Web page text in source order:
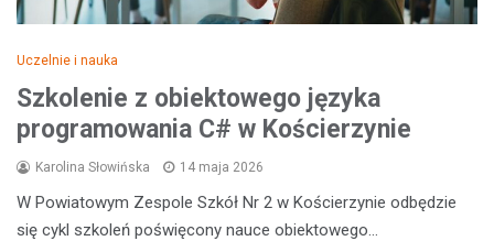
Uczelnie i nauka
Szkolenie z obiektowego języka
programowania C# w Kościerzynie
Karolina Słowińska 14 maja 2026
W Powiatowym Zespole Szkół Nr 2 w Kościerzynie odbędzie
się cykl szkoleń poświęcony nauce obiektowego…